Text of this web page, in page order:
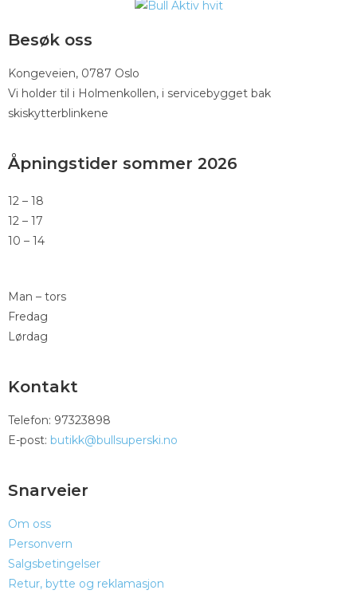
Besøk oss
Kongeveien, 0787 Oslo
Vi holder til i Holmenkollen, i servicebygget bak
skiskytterblinkene
Åpningstider sommer 2026
12 – 18
12 – 17
10 – 14
Man – tors
Fredag
Lørdag
Kontakt
Telefon: 97323898
E-post: butikk@bullsuperski.no
Snarveier
Om oss
Personvern
Salgsbetingelser
Retur, bytte og reklamasjon